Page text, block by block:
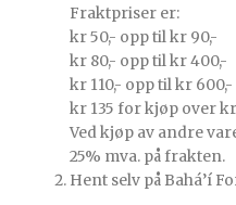
Fraktpriser er:
kr 50,- opp til kr 90,-
kr 80,- opp til kr 400,-
kr 110,- opp til kr 600,-
kr 135 for kjøp over
Ved kjøp av andre
25% mva. på frakten.
Hent selv på Bahá’í